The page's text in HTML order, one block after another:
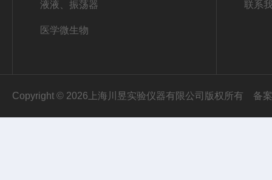
液液、振荡器
医学微生物
联系
Copyright © 2026上海川昱实验仪器有限公司版权所有 备